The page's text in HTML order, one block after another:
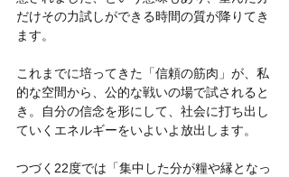
だけその力試しができる時間の質が降りてき
ます。
これまでに培ってきた「信頼の筋肉」が、私
的な空間から、公的な戦いの場で試されると
き。自分の信念を形にして、社会に打ち出し
ていくエネルギーをいよいよ放出します。
つづく22度では「集中した分が糧や縁となっ